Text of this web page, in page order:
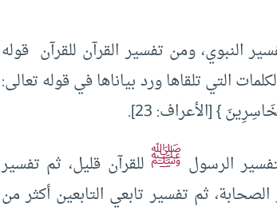
النبوي، ومن تفسير القرآن للقرآن قوله
آدَمُ مِنْ رَبِّهِ كَلِمَاتٍ فَتَابَ عَلَيْهِ} [البقرة: 37] ، فالكلمات التي تلقاها ورد بياناها في قوله تعالى:
} [الأعراف: 23].
الرسول ﷺ للقرآن قليل، ثم تفسير
ثم تفسير تابعي التابعين أكثر من